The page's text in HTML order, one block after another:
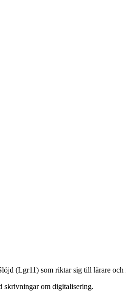
(Lgr11) som riktar sig till lärare och
skrivningar om digitalisering.